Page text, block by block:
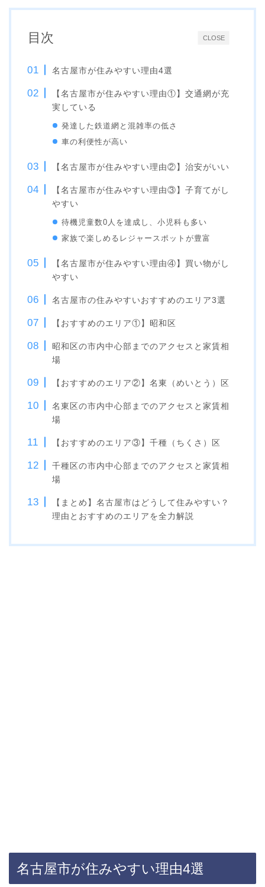
CLOSE
目次
名古屋市が住みやすい理由4選
【名古屋市が住みやすい理由①】交通網が充
実している
発達した鉄道網と混雑率の低さ
車の利便性が高い
【名古屋市が住みやすい理由②】治安がいい
【名古屋市が住みやすい理由③】子育てがし
やすい
待機児童数0人を達成し、小児科も多い
家族で楽しめるレジャースポットが豊富
【名古屋市が住みやすい理由④】買い物がし
やすい
名古屋市の住みやすいおすすめのエリア3選
【おすすめのエリア①】昭和区
昭和区の市内中心部までのアクセスと家賃相
場
【おすすめのエリア②】名東（めいとう）区
名東区の市内中心部までのアクセスと家賃相
場
【おすすめのエリア③】千種（ちくさ）区
千種区の市内中心部までのアクセスと家賃相
場
【まとめ】名古屋市はどうして住みやすい？
理由とおすすめのエリアを全力解説
名古屋市が住みやすい理由4選